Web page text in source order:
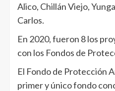
Alico, Chillán Viejo,
Carlos.
En 2020, fueron 8 los
con los Fondos de
El Fondo de Protección
primer y único fondo